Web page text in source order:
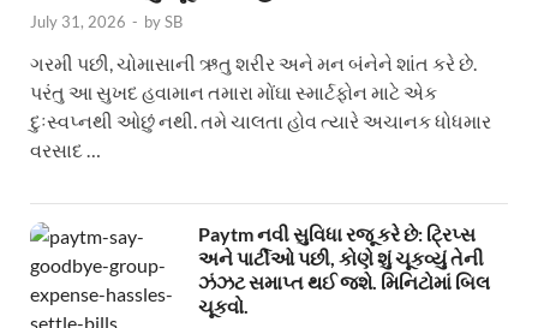
July 31, 2026 - bySB
ગરમી પછી, ચોમાસાની ઋતુ શરીર અને મન બંનેને શાંત કરે છે.
પરંતુ આ સુખદ હવામાન તમારા મોંઘા સ્માર્ટફોન માટે એક
દુઃસ્વપ્નથી ઓછું નથી. તમે ચાલતા હોવ ત્યારે અચાનક ધોધમાર
વરસાદ …
Paytm નવી સુવિધા રજૂ કરે છે: ટ્રિપ્સ
અને પાર્ટીઓ પછી, કોણે શું ચૂકવ્યું તેની
ઝંઝટ સમાપ્ત થઈ જશે. મિનિટોમાં બિલ
ચૂકવો.